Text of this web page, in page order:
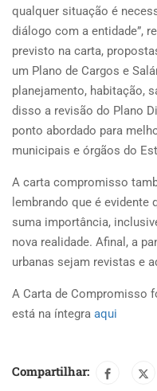
qualquer situação é
diálogo com a entidade”,
previsto na carta,
um Plano de Cargos e
planejamento, habitação,
disso a revisão do Plano
ponto abordado para
municipais e órgãos do
A carta compromisso
lembrando que é evidente
suma importância,
nova realidade. Afinal, a
urbanas sejam revistas e
A Carta de Compromisso
está na íntegra aqui
Compartilhar: